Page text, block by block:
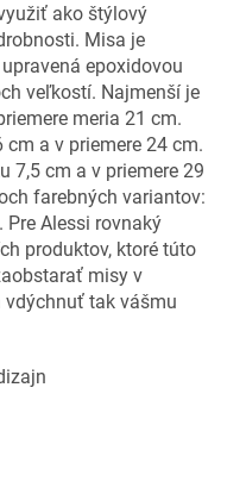
ako štýlový
Misa je
epoxidovou
veľkostí. Najmenší je
meria 21 cm.
a v priemere 24 cm.
7,5 cm a v priemere 29
farebných variantov:
Pre Alessi rovnaký
produktov, ktoré túto
misy v
vdýchnuť tak vášmu